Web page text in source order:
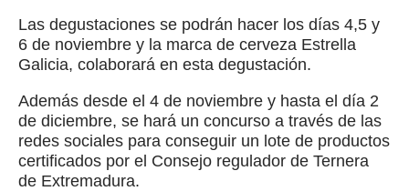
Las degustaciones se podrán hacer los días 4,5 y
6 de noviembre y la marca de cerveza Estrella
Galicia, colaborará en esta degustación.
Además desde el 4 de noviembre y hasta el día 2
de diciembre, se hará un concurso a través de las
redes sociales para conseguir un lote de productos
certificados por el Consejo regulador de Ternera
de Extremadura.